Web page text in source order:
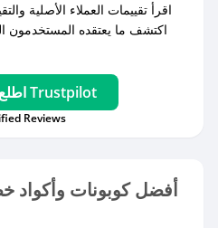
اقرأ تقييمات العملاء الأصلية
اكتشف ما يعتقده المستخدمون
اطلع على آراء عملائنا على Trustpilot
Reviews
أفضل كوبونات وأكواد